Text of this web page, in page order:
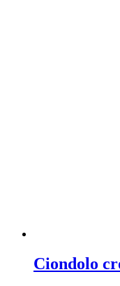
Ciondolo